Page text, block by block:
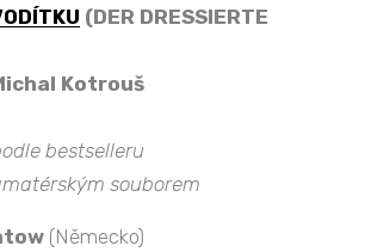
(DER DRESSIERTE
Kotrouš
bestselleru
souborem
(Německo)